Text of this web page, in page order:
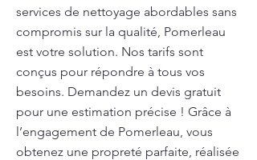
services de nettoyage abordables sans
compromis sur la qualité, Pomerleau
est votre solution. Nos tarifs sont
conçus pour répondre à tous vos
besoins. Demandez un devis gratuit
pour une estimation précise ! Grâce à
l’engagement de Pomerleau, vous
obtenez une propreté parfaite, réalisée